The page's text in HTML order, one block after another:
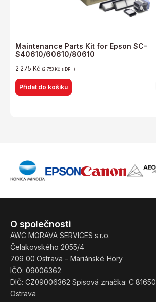
Maintenance Parts Kit for Epson SC-
S40610/60610/80610
2 275 Kč (2 753 Kč s DPH)
Přidat do košíku
O společnosti
AWC MORAVA SERVICES s.r.o.
Čelakovského 2055/4
709 00 Ostrava – Mariánské Hory
IČO: 09006362
DIČ: CZ09006362 Spisová značka: C
Ostrava